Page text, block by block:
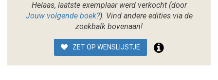
Helaas, laatste exemplaar werd verkocht (door
Jouw volgende boek?). Vind andere edities via de
zoekbalk bovenaan!
ZET OP WENSLIJSTJE